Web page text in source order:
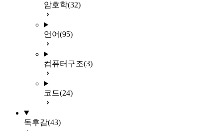
암호학(32)
언어(95)
컴퓨터구조(3)
코드(24)
독후감(43)